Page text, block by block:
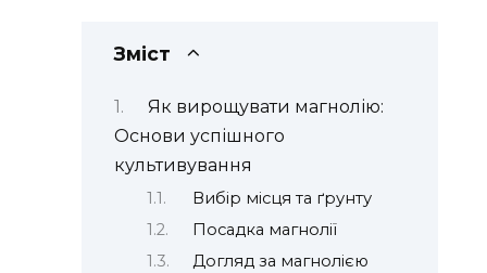
Зміст
Як вирощувати магнолію:
Основи успішного
культивування
Вибір місця та ґрунту
Посадка магнолії
Догляд за магнолією